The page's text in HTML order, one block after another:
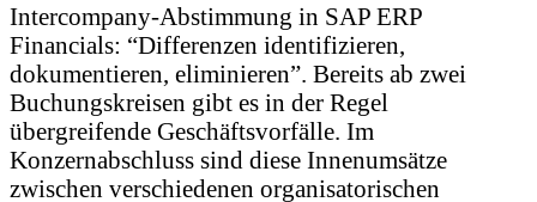
Intercompany-Abstimmung in SAP ERP
Financials: “Differenzen identifizieren,
dokumentieren, eliminieren”. Bereits ab zwei
Buchungskreisen gibt es in der Regel
übergreifende Geschäftsvorfälle. Im
Konzernabschluss sind diese Innenumsätze
zwischen verschiedenen organisatorischen